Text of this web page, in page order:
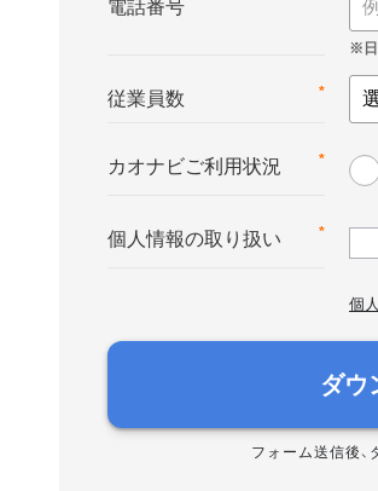
電話番号
*
従業員数
*
カオナビご利用状況
*
個人情報の取り扱い
個
ダウ
フォーム送信後